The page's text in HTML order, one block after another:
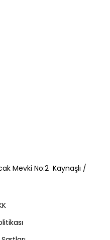
Mevki No:2 Kaynaşlı /